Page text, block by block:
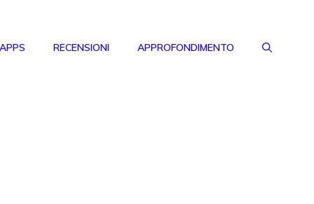
RECENSIONI APPROFONDIMENTO